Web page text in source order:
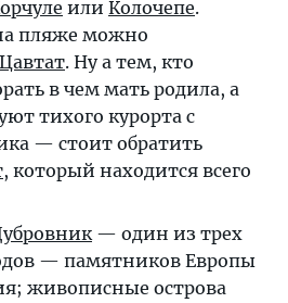
или Колочепе.
пляже можно
Цавтат. Ну а тем, кто
в чем мать родила, а
тихого курорта с
— стоит обратить
, который находится всего
— один из трех
— памятников Европы
живописные острова